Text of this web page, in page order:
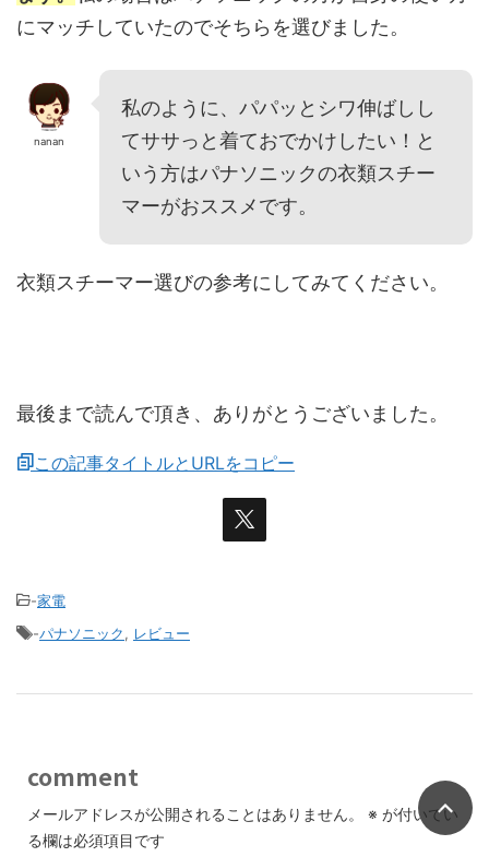
にマッチしていたのでそちらを選びました。
nanan
私のように、パパッとシワ伸ばしし
てササっと着ておでかけしたい！と
いう方はパナソニックの衣類スチー
マーがおススメです。
衣類スチーマー選びの参考にしてみてください。
最後まで読んで頂き、ありがとうございました。
この記事タイトルとURLをコピー
-家電
-パナソニック, レビュー
comment
メールアドレスが公開されることはありません。 ※ が付いてい
る欄は必須項目です